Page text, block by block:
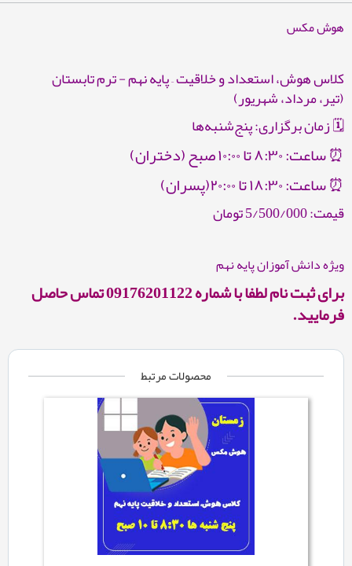
هوش مکس
کلاس هوش، استعداد و خلاقیت – پایه نهم - ترم تابستان
(تیر، مرداد، شهریور)
🗓 زمان برگزاری: پنج‌شنبه‌ها
⏰ ساعت: ۸:۳۰ تا ۱۰:۰۰ صبح (دختران)
⏰ ساعت: ۱۸:۳۰ تا ۲۰:۰۰(پسران)
قیمت: 5/500/000 تومان
ویژه دانش آموزان پایه نهم
برای ثبت نام لطفا با شماره 09176201122 تماس حاصل
فرمایید.
محصولات مرتبط